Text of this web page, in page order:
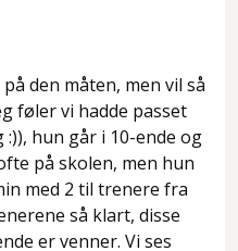
den måten, men vil så
føler vi hadde passet
hun går i 10-ende og
på skolen, men hun
med 2 til trenere fra
så klart, disse
er venner. Vi ses